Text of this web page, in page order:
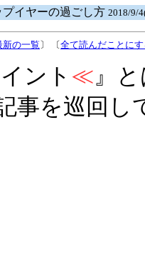
プイヤーの過ごし方 2018/9/
新の一覧〕 〔全て読んだことに
ント ≪』
事を巡回